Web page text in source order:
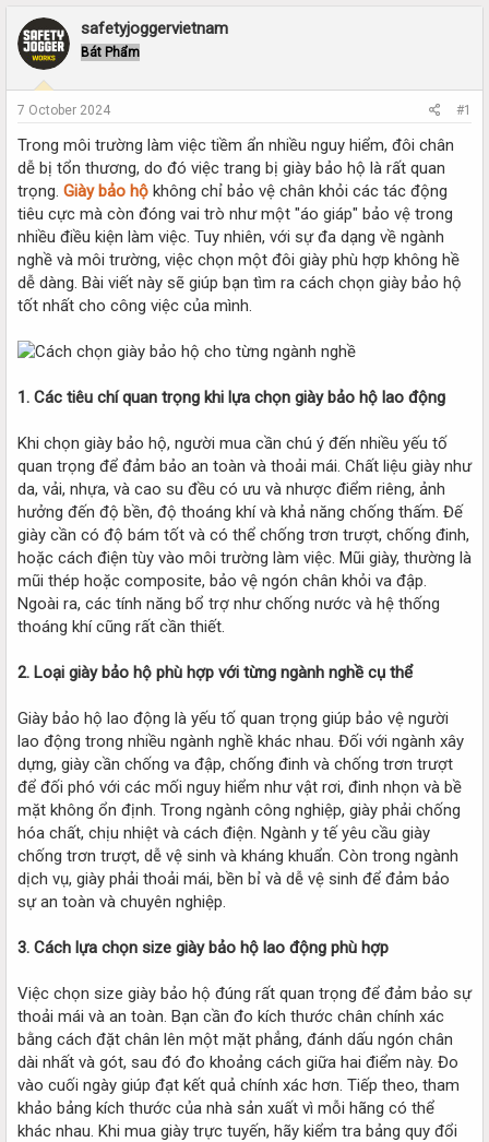
e
a
d
a
r
t
e
r
r
safetyjoggervietnam
Bát Phẩm
7 October 2024 #1
Trong môi trường làm việc tiềm ẩn nhiều nguy hiểm, đôi chân
dễ bị tổn thương, do đó việc trang bị giày bảo hộ là rất quan
trọng. Giày bảo hộ không chỉ bảo vệ chân khỏi các tác động
tiêu cực mà còn đóng vai trò như một "áo giáp" bảo vệ trong
nhiều điều kiện làm việc. Tuy nhiên, với sự đa dạng về ngành
nghề và môi trường, việc chọn một đôi giày phù hợp không hề
dễ dàng. Bài viết này sẽ giúp bạn tìm ra cách chọn giày bảo hộ
tốt nhất cho công việc của mình.
1. Các tiêu chí quan trọng khi lựa chọn giày bảo hộ lao động
Khi chọn giày bảo hộ, người mua cần chú ý đến nhiều yếu tố
quan trọng để đảm bảo an toàn và thoải mái. Chất liệu giày như
da, vải, nhựa, và cao su đều có ưu và nhược điểm riêng, ảnh
hưởng đến độ bền, độ thoáng khí và khả năng chống thấm. Đế
giày cần có độ bám tốt và có thể chống trơn trượt, chống đinh,
hoặc cách điện tùy vào môi trường làm việc. Mũi giày, thường là
mũi thép hoặc composite, bảo vệ ngón chân khỏi va đập.
Ngoài ra, các tính năng bổ trợ như chống nước và hệ thống
thoáng khí cũng rất cần thiết.
2. Loại giày bảo hộ phù hợp với từng ngành nghề cụ thể
Giày bảo hộ lao động là yếu tố quan trọng giúp bảo vệ người
lao động trong nhiều ngành nghề khác nhau. Đối với ngành xây
dựng, giày cần chống va đập, chống đinh và chống trơn trượt
để đối phó với các mối nguy hiểm như vật rơi, đinh nhọn và bề
mặt không ổn định. Trong ngành công nghiệp, giày phải chống
hóa chất, chịu nhiệt và cách điện. Ngành y tế yêu cầu giày
chống trơn trượt, dễ vệ sinh và kháng khuẩn. Còn trong ngành
dịch vụ, giày phải thoải mái, bền bỉ và dễ vệ sinh để đảm bảo
sự an toàn và chuyên nghiệp.
3. Cách lựa chọn size giày bảo hộ lao động phù hợp
Việc chọn size giày bảo hộ đúng rất quan trọng để đảm bảo sự
thoải mái và an toàn. Bạn cần đo kích thước chân chính xác
bằng cách đặt chân lên một mặt phẳng, đánh dấu ngón chân
dài nhất và gót, sau đó đo khoảng cách giữa hai điểm này. Đo
vào cuối ngày giúp đạt kết quả chính xác hơn. Tiếp theo, tham
khảo bảng kích thước của nhà sản xuất vì mỗi hãng có thể
khác nhau. Khi mua giày trực tuyến, hãy kiểm tra bảng quy đổi